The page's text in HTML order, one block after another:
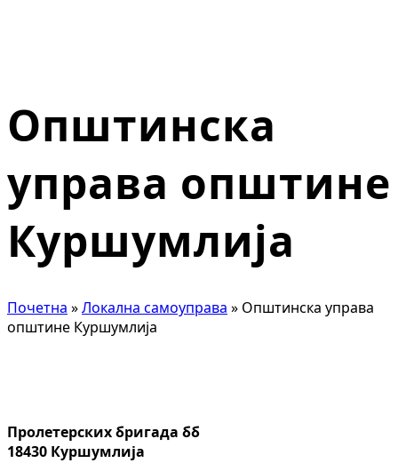
Општинска
управа општине
Куршумлија
Почетна »Локална самоуправа » Општинска управа
општине Куршумлија
Пролетерских бригада бб
18430 Куршумлија